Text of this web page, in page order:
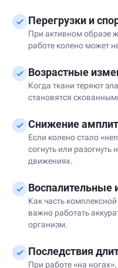
Перегрузки и
При активном образе
работе колено может
Возрастные
Когда ткани теряют
становятся
Снижение
Если колено стало
согнуть или разогнуть
движениях.
Воспалительные
Как часть
важно работать
организм.
Последствия
При работе «на